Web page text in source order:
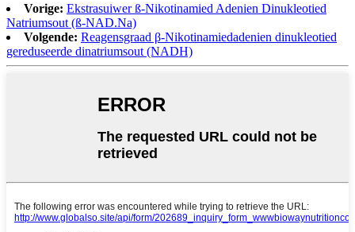
Vorige: Ekstrasuiwer ß-Nikotinamied Adenien Dinukleotied
Natriumsout (ß-NAD.Na)
Volgende: Reagensgraad β-Nikotinamiedadenien dinukleotied
gereduseerde dinatriumsout (NADH)